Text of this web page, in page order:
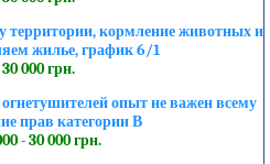
территории, кормление животных и
жилье, график 6/1
000 грн.
опыт не важен всему
прав категории В
- 30 000 грн.